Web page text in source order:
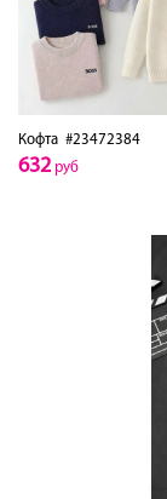
Кофта #23472384
632руб